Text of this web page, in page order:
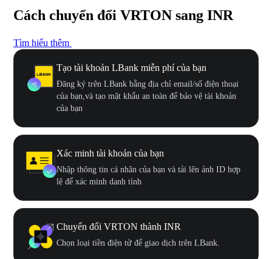
Cách chuyển đổi VRTON sang INR
Tìm hiểu thêm
Tạo tài khoản LBank miễn phí của bạn
Đăng ký trên LBank bằng địa chỉ email/số điện thoại
của bạn,và tạo mật khẩu an toàn để bảo vệ tài khoản
của bạn
Xác minh tài khoản của bạn
Nhập thông tin cá nhân của bạn và tải lên ảnh ID hợp
lệ để xác minh danh tính
Chuyển đổi VRTON thành INR
Chọn loại tiền điện tử để giao dịch trên LBank.